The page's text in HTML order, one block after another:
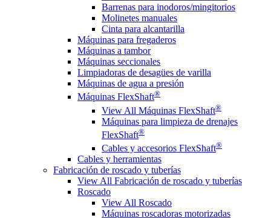
Barrenas para inodoros/mingitorios
Molinetes manuales
Cinta para alcantarilla
Máquinas para fregaderos
Máquinas a tambor
Máquinas seccionales
Limpiadoras de desagües de varilla
Máquinas de agua a presión
Máquinas FlexShaft®
View All Máquinas FlexShaft®
Máquinas para limpieza de drenajes
FlexShaft®
Cables y accesorios FlexShaft®
Cables y herramientas
Fabricación de roscado y tuberías
View All Fabricación de roscado y tuberías
Roscado
View All Roscado
Máquinas roscadoras motorizadas